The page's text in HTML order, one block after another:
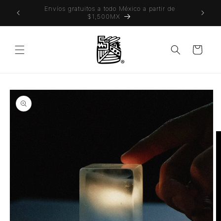
directamenteEnvíos gratuitos a todo México a partir de
$1,500MX
Carrito
directamente
a la
información